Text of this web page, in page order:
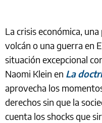
La crisis económica,
volcán o una guerra en
situación excepcional
Naomi Klein en La
aprovecha los
derechos sin que la
cuenta los shocks que